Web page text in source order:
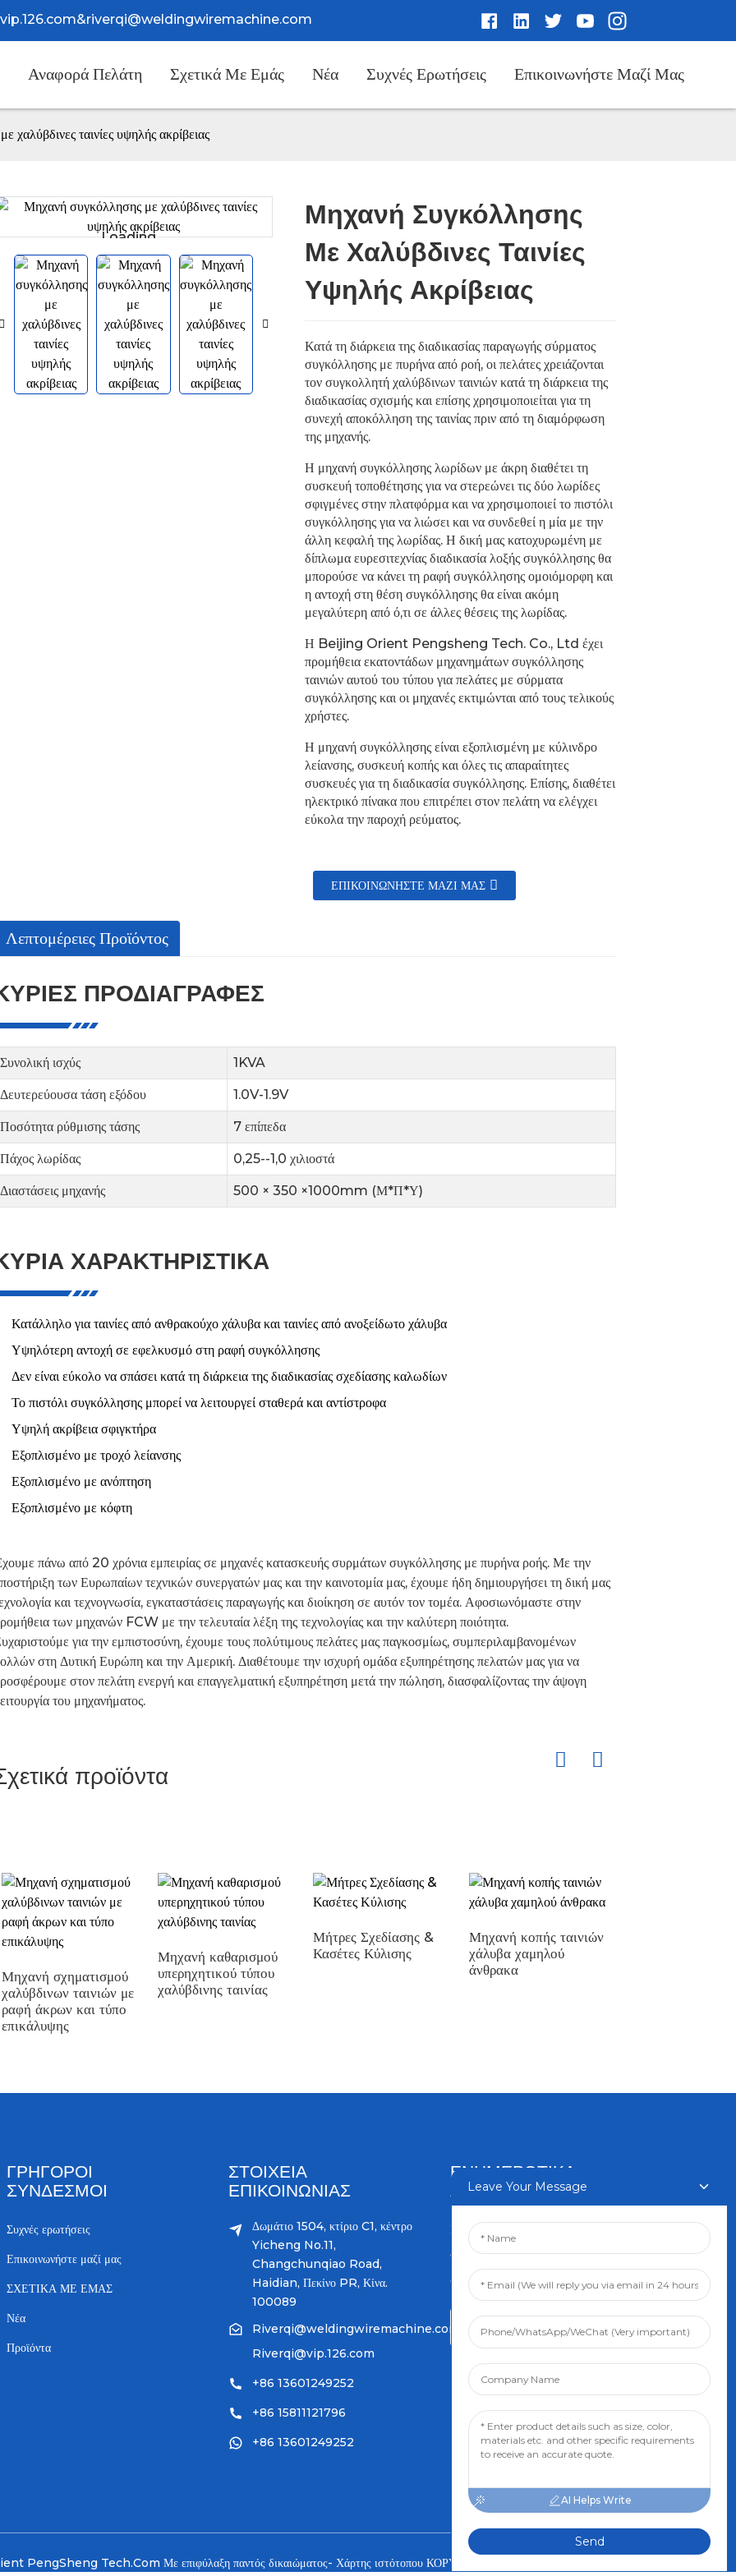
&riverqi@weldingwiremachine.com
Αναφορά Πελάτη Σχετικά Με Εμάς Νέα Συχνές Ερωτήσεις Επικοινωνήστε Μαζί Μας
ταινίες υψηλής ακρίβειας
Loading...
Loading...
Μηχανή Συγκόλλησης
Με Χαλύβδινες Ταινίες
Υψηλής Ακρίβειας
Κατά τη διάρκεια της διαδικασίας παραγωγής σύρματος
συγκόλλησης με πυρήνα από ροή, οι πελάτες χρειάζονται
τον συγκολλητή χαλύβδινων ταινιών κατά τη διάρκεια της
διαδικασίας σχισμής και επίσης χρησιμοποιείται για τη
συνεχή αποκόλληση της ταινίας πριν από τη διαμόρφωση
της μηχανής.
Η μηχανή συγκόλλησης λωρίδων με άκρη διαθέτει τη
συσκευή τοποθέτησης για να στερεώνει τις δύο λωρίδες
σφιγμένες στην πλατφόρμα και να χρησιμοποιεί το πιστόλι
συγκόλλησης για να λιώσει και να συνδεθεί η μία με την
άλλη κεφαλή της λωρίδας. Η δική μας κατοχυρωμένη με
δίπλωμα ευρεσιτεχνίας διαδικασία λοξής συγκόλλησης θα
μπορούσε να κάνει τη ραφή συγκόλλησης ομοιόμορφη και
η αντοχή στη θέση συγκόλλησης θα είναι ακόμη
μεγαλύτερη από ό,τι σε άλλες θέσεις της λωρίδας.
Η Beijing Orient Pengsheng Tech. Co., Ltd έχει
προμήθεια εκατοντάδων μηχανημάτων συγκόλλησης
ταινιών αυτού του τύπου για πελάτες με σύρματα
συγκόλλησης και οι μηχανές εκτιμώνται από τους τελικούς
χρήστες.
Η μηχανή συγκόλλησης είναι εξοπλισμένη με κύλινδρο
λείανσης, συσκευή κοπής και όλες τις απαραίτητες
συσκευές για τη διαδικασία συγκόλλησης. Επίσης, διαθέτει
ηλεκτρικό πίνακα που επιτρέπει στον πελάτη να ελέγχει
εύκολα την παροχή ρεύματος.
ΕΠΙΚΟΙΝΩΝΉΣΤΕ ΜΑΖΊ ΜΑΣ
Λεπτομέρειες Προϊόντος
ΠΡΟΔΙΑΓΡΑΦΈΣ
Συνολική ισχύς 1KVA
Δευτερεύουσα τάση εξόδου 1.0V-1.9V
Ποσότητα ρύθμισης τάσης 7 επίπεδα
Πάχος λωρίδας 0,25--1,0 χιλιοστά
Διαστάσεις μηχανής 500 × 350 ×1000mm (Μ*Π*Υ)
ΧΑΡΑΚΤΗΡΙΣΤΙΚΆ
Κατάλληλο για ταινίες από ανθρακούχο χάλυβα και ταινίες από ανοξείδωτο χάλυβα
Υψηλότερη αντοχή σε εφελκυσμό στη ραφή συγκόλλησης
Δεν είναι εύκολο να σπάσει κατά τη διάρκεια της διαδικασίας σχεδίασης καλωδίων
Το πιστόλι συγκόλλησης μπορεί να λειτουργεί σταθερά και αντίστροφα
Υψηλή ακρίβεια σφιγκτήρα
Εξοπλισμένο με τροχό λείανσης
Εξοπλισμένο με ανόπτηση
Εξοπλισμένο με κόφτη
πάνω από 20 χρόνια εμπειρίας σε μηχανές κατασκευής συρμάτων συγκόλλησης με πυρήνα ροής. Με την
των Ευρωπαίων τεχνικών συνεργατών μας και την καινοτομία μας, έχουμε ήδη δημιουργήσει τη δική μας
και τεχνογνωσία, εγκαταστάσεις παραγωγής και διοίκηση σε αυτόν τον τομέα. Αφοσιωνόμαστε στην
των μηχανών FCW με την τελευταία λέξη της τεχνολογίας και την καλύτερη ποιότητα.
για την εμπιστοσύνη, έχουμε τους πολύτιμους πελάτες μας παγκοσμίως, συμπεριλαμβανομένων
στη Δυτική Ευρώπη και την Αμερική. Διαθέτουμε την ισχυρή ομάδα εξυπηρέτησης πελατών μας για να
στον πελάτη ενεργή και επαγγελματική εξυπηρέτηση μετά την πώληση, διασφαλίζοντας την άψογη
του μηχανήματος.
προϊόντα
Μηχανή σχηματισμού
χαλύβδινων ταινιών με
ραφή άκρων και τύπο
επικάλυψης
Μηχανή καθαρισμού
υπερηχητικού τύπου
χαλύβδινης ταινίας
Μήτρες Σχεδίασης &
Κασέτες Κύλισης
Μηχανή κοπής ταινιών
χάλυβα χαμηλού
άνθρακα
ΓΡΉΓΟΡΟΙ
ΣΎΝΔΕΣΜΟΙ
Συχνές ερωτήσεις
Επικοινωνήστε μαζί μας
ΣΧΕΤΙΚΑ ΜΕ ΕΜΑΣ
Νέα
Προϊόντα
ΣΤΟΙΧΕΊΑ
ΕΠΙΚΟΙΝΩΝΊΑΣ
Δωμάτιο 1504, κτίριο C1, κέντρο
Yicheng No.11,
Changchunqiao Road,
Haidian, Πεκίνο PR, Κίνα.
100089
Riverqi@weldingwiremachine.com
Riverqi@vip.126.com
+86 13601249252
+86 15811121796
+86 13601249252
ΕΝΗΜΕΡΩΤΙΚΆ
ΔΕΛΤΊΑ
Εισάγετε το email σας και θα σας
στείλουμε τα πιο πρόσφατα
ενημερωτικά σχέδια.
Ερώτηση Τώρα
PengSheng Tech.Com Με επιφύλαξη παντός δικαιώματος- Χάρτης ιστότοπου ΚΟΡΥΦΑΙΟ ΙΣΤΟΛΟΓΙΟ
Leave Your Message
AI Helps Write
Send